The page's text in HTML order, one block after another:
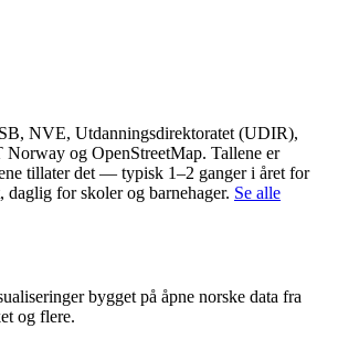
NVE, Utdanningsdirektoratet (UDIR),
og OpenStreetMap. Tallene er
tillater det — typisk 1–2 ganger i året for
for skoler og barnehager. Se alle
bygget på åpne norske data fra
og flere.